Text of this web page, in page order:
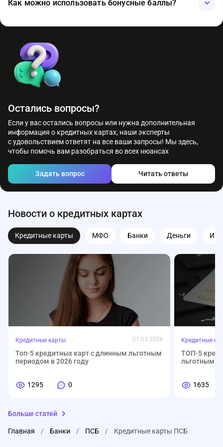
Как можно использовать бонусные баллы?
продуктов. С 1 ноября 2024 года минимальная сумма
конвертации баллов в рубли составляет 500 баллов. Для
покупки страховых и инвестиционных продуктов
минимальная сумма остается 1 балл.
Остались вопросы?
Если у вас остались вопросы или нужна дополнительная
информация о кредитных картах, наши эксперты
с удовольствием ответят на все ваши запросы! Мы здесь,
чтобы помочь вам разобраться во всех нюансах
Задать вопрос Читать ответы
Новости о кредитных картах
Кредитные карты МФО Банки Деньги
Кредитные карты 01.03.2026
Топ-5 кредитных карт с длинным льготным
периодом в 2026 году
1295 0
Кредитные
ТОП-5
льготным
1635
Больше статей
Главная / Банки / ПСБ / Кредитные карты ПСБ